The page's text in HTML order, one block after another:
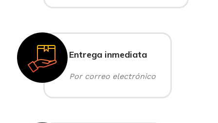
Entrega inmediata
Por correo electrónico